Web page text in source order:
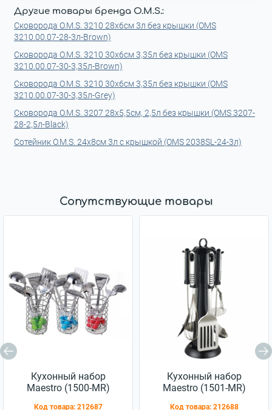
Другие товары бренда O.M.S.:
Сковорода O.M.S. 3210 28x6см 3л без крышки (OMS
3210.00.07-28-3л-Brown)
Сковорода O.M.S. 3210 30x6см 3,35л без крышки (OMS
3210.00.07-30-3,35л-Brown)
Сковорода O.M.S. 3210 30x6см 3,35л без крышки (OMS
3210.00.07-30-3,35л-Grey)
Сковорода O.M.S. 3207 28x5,5см, 2,5л без крышки (OMS 3207-
28-2,5л-Black)
Сотейник O.M.S. 24x8см 3л с крышкой (OMS 2038SL-24-3л)
Сопутствующие товары
Кухонный набор
Maestro (1500-MR)
Код товара: 212687
Кухонный набор
Maestro (1501-MR)
Код товара: 212688